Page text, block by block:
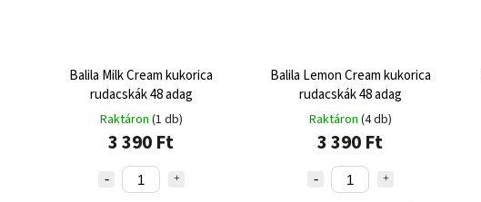
Balila Milk Cream kukorica
rudacskák 48 adag
Raktáron (1 db)
3 390 Ft
Balila Lemon Cream kukorica
rudacskák 48 adag
Raktáron (4 db)
3 390 Ft